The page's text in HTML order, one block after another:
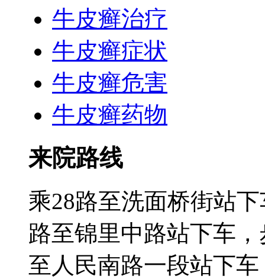
牛皮癣治疗
牛皮癣症状
牛皮癣危害
牛皮癣药物
来院路线
乘28路至洗面桥街站
路至锦里中路站下车
至人民南路一段站下